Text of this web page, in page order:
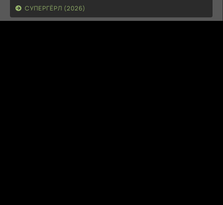
СУПЕРГЁРЛ (2026)